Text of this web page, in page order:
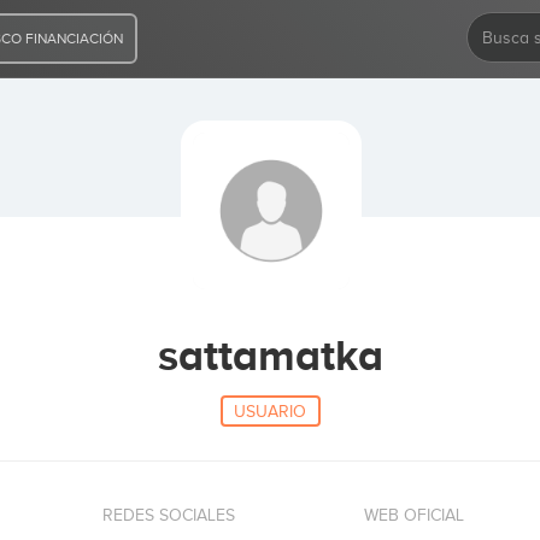
FINANCIACIÓN
sattamatka
USUARIO
REDES SOCIALES WEB OFICIAL